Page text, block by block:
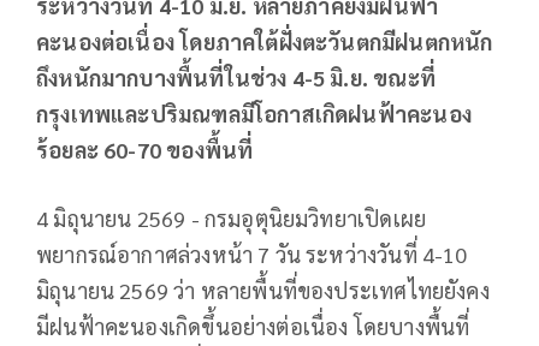
คะนองต่อเนื่อง โดยภาคใต้ฝั่งตะวันตกมีฝนตกหนัก
ถึงหนักมากบางพื้นที่ในช่วง 4-5 มิ.ย. ขณะที่
กรุงเทพและปริมณฑลมีโอกาสเกิดฝนฟ้าคะนอง
ร้อยละ 60-70 ของพื้นที่
4 มิถุนายน 2569 - กรมอุตุนิยมวิทยาเปิดเผย
พยากรณ์อากาศล่วงหน้า 7 วัน ระหว่างวันที่ 4-10
มิถุนายน 2569 ว่า หลายพื้นที่ของประเทศไทยยังคง
มีฝนฟ้าคะนองเกิดขึ้นอย่างต่อเนื่อง โดยบางพื้นที่